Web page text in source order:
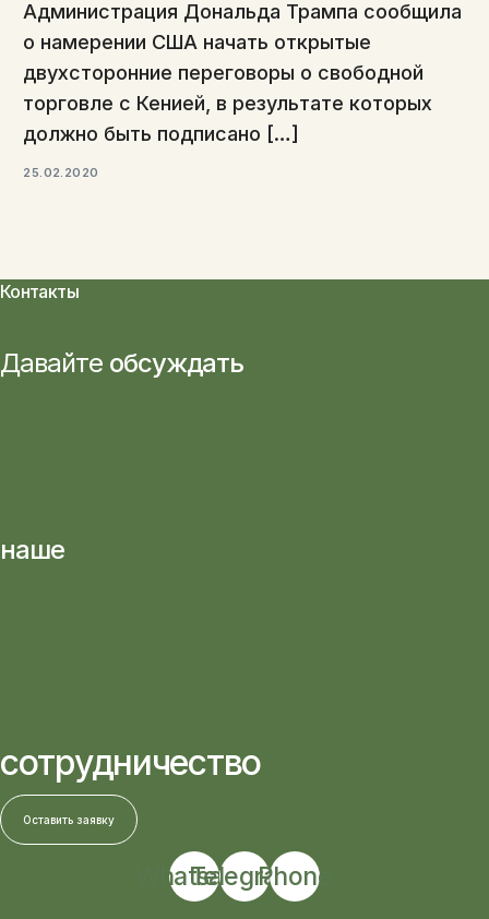
Администрация Дональда Трампа сообщила
о намерении США начать открытые
двухсторонние переговоры о свободной
торговле с Кенией, в результате которых
должно быть подписано […]
25.02.2020
Контакты
Давайте обсуждать
наше
сотрудничество
Оставить заявку
Whatsapp
Telegram
Phone